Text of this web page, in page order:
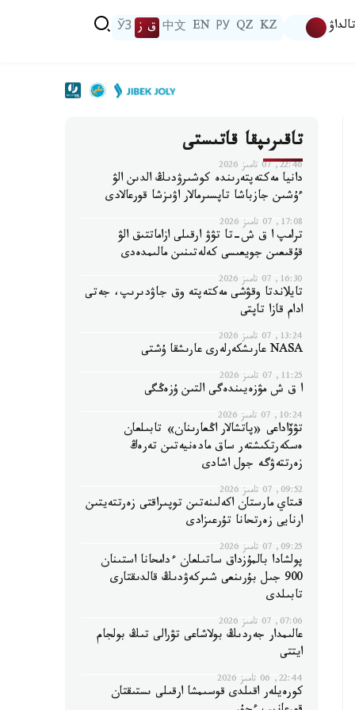
تالداۋ KZ
QZ
РУ
EN
中文 ق ز ЎЗ
تاقىرىپقا قاتىستى
22:46, 07 تامىز 2026
دانيا مەكتەپتەرىندە كوشىرۋدىڭ الدىن الۋ
ءۇشىن جازباشا تاپسىرمالار اۋىزشا قورعالادى
17:08, 07 تامىز 2026
ترامپ ا ق ش-تا تۋۋ ارقىلى ازاماتتىق الۋ
قۇقىعىن جويعىسى كەلەتىنىن مالىمدەدى
16:30, 07 تامىز 2026
تايلاندتا وقۋشى مەكتەپتە وق جاۋدىرىپ، جەتى
ادام قازا تاپتى
13:24, 07 تامىز 2026
NASA عارىشكەرلەرى عارىشقا ۇشتى
11:25, 07 تامىز 2026
ا ق ش مۋزەيىندەگى التىن ۇزەڭگى
10:24, 07 تامىز 2026
تۋۆاداعى «پاتشالار اڭعارىنان» تابىلعان
ەسكەرتكىشتەر ساق مادەنيەتىن تەرەڭ
زەرتتەۋگە جول اشادى
09:52, 07 تامىز 2026
قىتاي مارستان اكەلىنەتىن توپىراقتى زەرتتەيتىن
ارنايى زەرتحانا تۇرعىزادى
09:25, 07 تامىز 2026
پولشادا بالمۇزداق ساتىلعان ءدامحانا استىنان
900 جىل بۇرىنعى شىركەۋدىڭ قالدىقتارى
تابىلدى
07:06, 07 تامىز 2026
عالىمدار جەردىڭ بولاشاعى تۋرالى تىڭ بولجام
ايتتى
22:44, 06 تامىز 2026
كورەيلەر اقىلدى قوسىمشا ارقىلى ىستىقتان